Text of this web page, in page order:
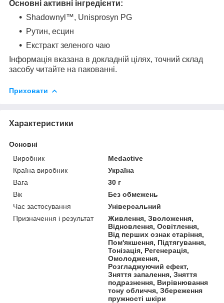
Основні активні інгредієнти:
Shadownyl™, Unisprosyn PG
Рутин, есцин
Екстракт зеленого чаю
Інформація вказана в докладній цілях, точний склад
засобу читайте на пакованні.
Приховати
Характеристики
Основні
Виробник
Medactive
Країна виробник
Україна
Вага
30 г
Вік
Без обмежень
Час застосування
Універсальний
Призначення і результат
Живлення, Зволоження,
Відновлення, Освітлення,
Від перших ознак старіння,
Пом'якшення, Підтягування,
Тонізація, Регенерація,
Омолодження,
Розгладжуючий ефект,
Зняття запалення, Зняття
подразнення, Вирівнювання
тону обличчя, Збереження
пружності шкіри